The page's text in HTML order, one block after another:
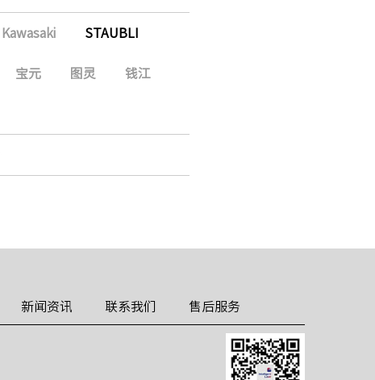
Kawasaki STAUBLI
宝元 图灵 钱江
新闻资讯 联系我们 售后服务